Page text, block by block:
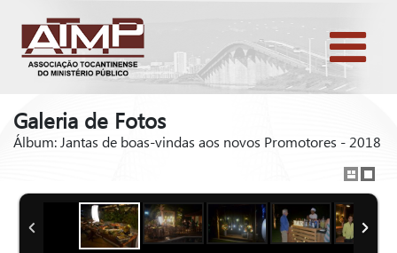
Galeria de Fotos
Álbum: Jantas de boas-vindas aos novos Promotores - 2018